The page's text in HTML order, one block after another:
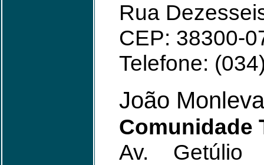
Rua
CEP: 38300-
Telefone:
João
Comunidade
Av.